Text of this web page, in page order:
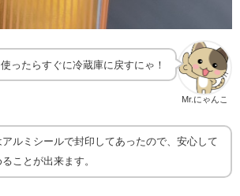
Mr.にゃんこ
使ったらすぐに冷蔵庫に戻すにゃ！
アルミシールで封印してあったので、安心して
ことが出来ます。